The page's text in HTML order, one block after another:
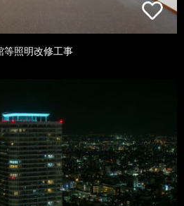
等照明改修工事